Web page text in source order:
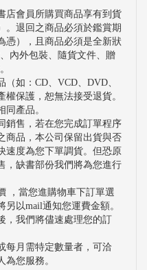
店會員所購買商品享有到貨
。退回之商品必須於鑑賞期
憑），且商品必須是全新狀
內外包裝、隨貨文件、贈
如：CD、VCD、DVD、
保護，恕無法接受退貨。
同產品。
銷售，若在您完成訂單程序
商品，本公司保留出貨與否
速度為您下單調貨。但恐原
，缺書部份我們將為您進行
，當您進購物車下訂單選
以mail通知您運費金額。
，我們將儘速處理您的訂
每月需特定數量者，可洽
為您服務。